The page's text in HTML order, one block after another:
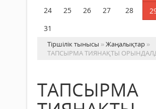
24
25 26 27 28
31
Тіршілік тынысы »Жаңалықтар »
ТАПСЫРМА ТИЯНАҚТЫ
ТАПСЫРМА